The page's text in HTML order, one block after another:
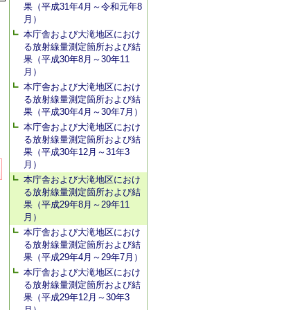
果（平成31年4月～令和元年8
月）
本庁舎および大滝地区におけ
る放射線量測定箇所および結
果（平成30年8月～30年11
月）
本庁舎および大滝地区におけ
る放射線量測定箇所および結
果（平成30年4月～30年7月）
本庁舎および大滝地区におけ
る放射線量測定箇所および結
果（平成30年12月～31年3
月）
本庁舎および大滝地区におけ
る放射線量測定箇所および結
果（平成29年8月～29年11
月）
本庁舎および大滝地区におけ
る放射線量測定箇所および結
果（平成29年4月～29年7月）
本庁舎および大滝地区におけ
る放射線量測定箇所および結
果（平成29年12月～30年3